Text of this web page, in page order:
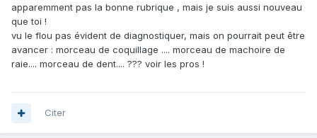
apparemment pas la bonne rubrique , mais je suis aussi nouveau
que toi !
vu le flou pas évident de diagnostiquer, mais on pourrait peut être
avancer : morceau de coquillage .... morceau de machoire de
raie.... morceau de dent.... ??? voir les pros !
Citer